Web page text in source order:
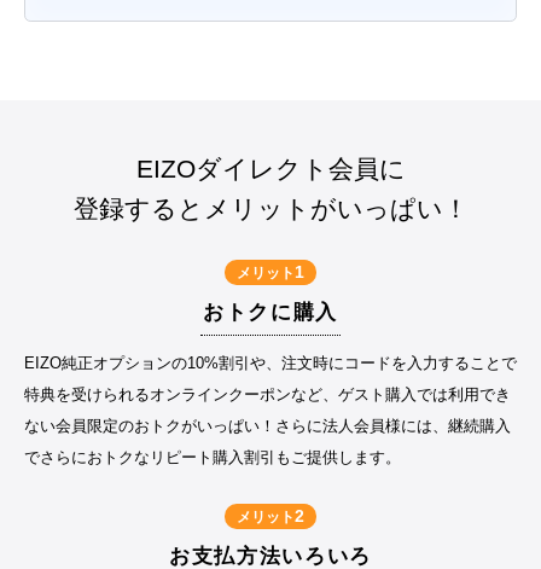
EIZOダイレクト会員に
登録するとメリットがいっぱい！
メリット 1
おトクに購入
EIZO純正オプションの10%割引や、注文時にコードを入力することで
特典を受けられるオンラインクーポンなど、ゲスト購入では利用でき
ない会員限定のおトクがいっぱい！さらに法人会員様には、継続購入
でさらにおトクなリピート購入割引もご提供します。
メリット2
お支払方法いろいろ